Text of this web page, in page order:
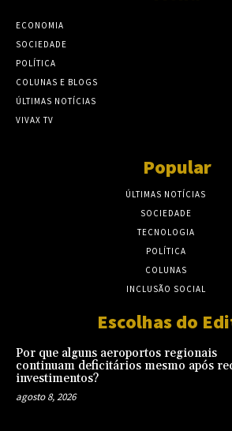
ECONOMIA
SOCIEDADE
POLÍTICA
COLUNAS E BLOGS
ÚLTIMAS NOTÍCIAS
VIVAX TV
Popular
ÚLTIMAS NOTÍCIAS
SOCIEDADE
TECNOLOGIA
POLÍTICA
COLUNAS
INCLUSÃO SOCIAL
Escolhas do
Por que alguns aeroportos regionais
continuam deficitários mesmo após
investimentos?
agosto 8, 2026